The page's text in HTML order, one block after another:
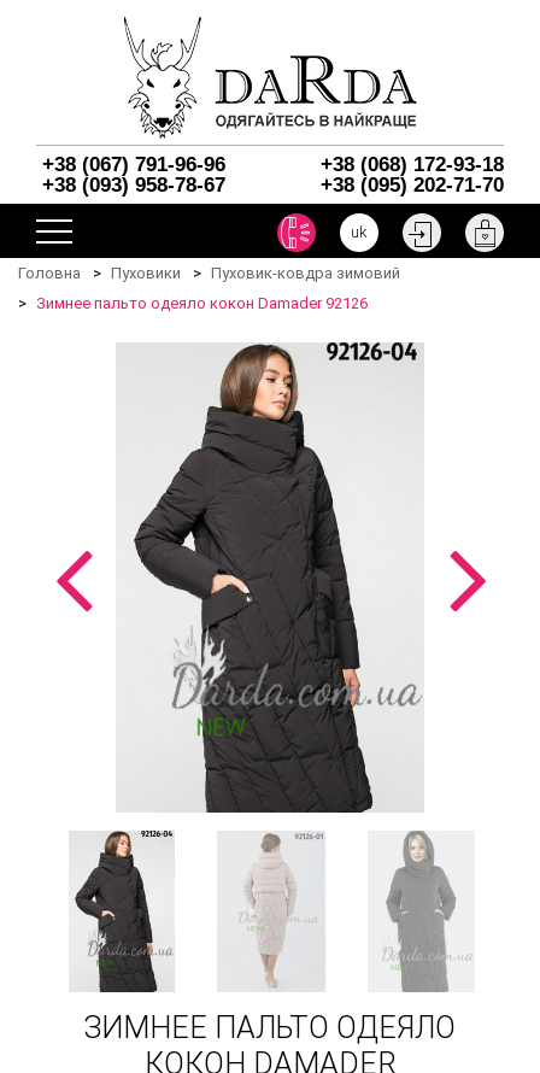
+38 (067) 791-96-96
+38 (068) 172-93-18
+38 (093) 958-78-67
+38 (095) 202-71-70
uk
Головна Пуховики
Пуховик-ковдра зимовий
Зимнее пальто одеяло кокон Damader 92126
ЗИМНЕЕ ПАЛЬТО ОДЕЯЛО
КОКОН DAMADER